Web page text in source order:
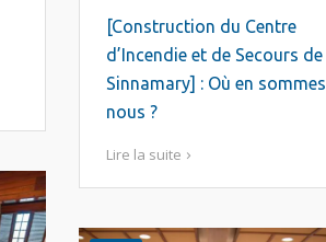
[Construction du Centre
d’Incendie et de Secours de
Sinnamary] : Où en sommes
nous ?
Lire la suite